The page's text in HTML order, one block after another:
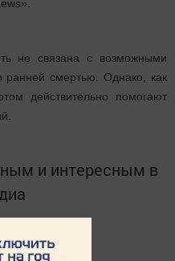
не связана с возможными
ранней смертью. Однако, как
действительно помогают
и интересным в
в